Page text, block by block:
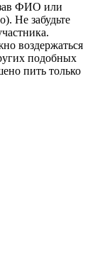
ФИО или
Не забудьте
воздержаться
подобных
пить только